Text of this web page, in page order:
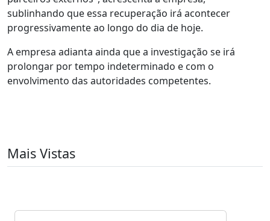
sublinhando que essa recuperação irá acontecer
progressivamente ao longo do dia de hoje.
A empresa adianta ainda que a investigação se irá
prolongar por tempo indeterminado e com o
envolvimento das autoridades competentes.
Mais Vistas